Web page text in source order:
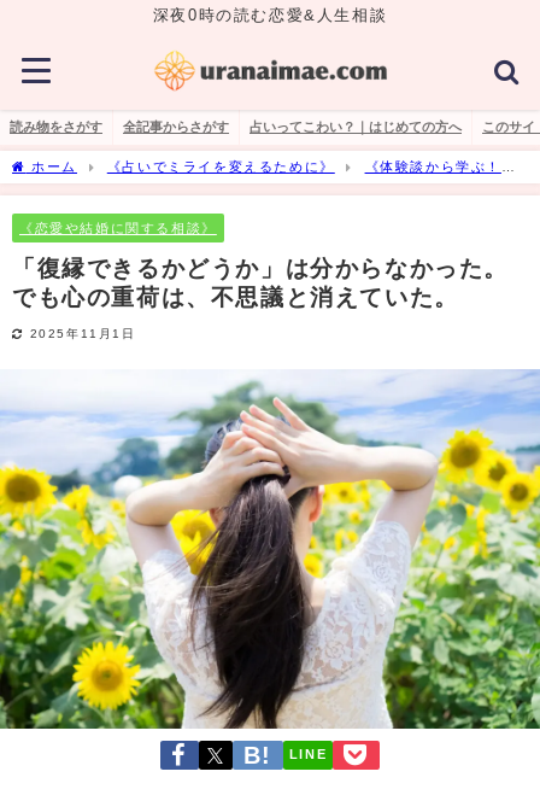
深夜0時の読む恋愛&人生相談
読み物をさがす 全記事からさがす 占いってこわい？｜はじめての方へ このサイ
ホーム 《占いでミライを変えるために》
《体験談から学ぶ！占
いのリアル》
《恋愛や結婚に関する相談》
「復縁できるかどうか」
《恋愛や結婚に関する相談》
「復縁できるかどうか」は分からなかった。
でも心の重荷は、不思議と消えていた。
2025年11月1日
LINE